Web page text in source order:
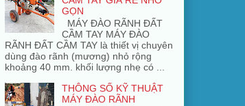
GỌN
MÁY ĐÀO RÃNH ĐẤT
CẦM TAY MÁY ĐÀO
RÃNH ĐẤT CẦM TAY là thiết vị chuyên
dùng đào rãnh (mương) nhỏ rộng
khoảng 40 mm. khối lượng nhẹ có ...
THÔNG SỐ KỸ THUẬT
MÁY ĐÀO RÃNH